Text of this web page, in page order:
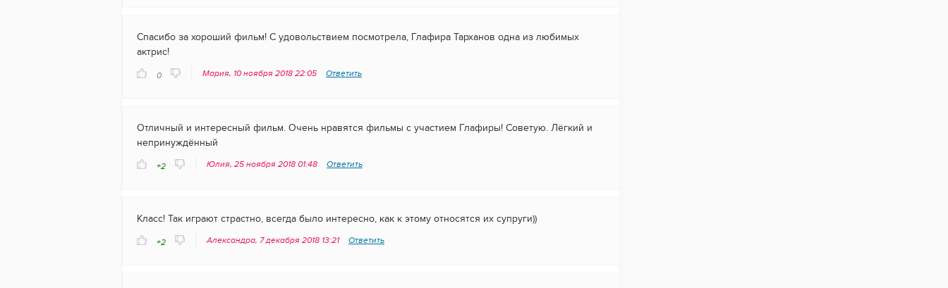
Спасибо за хороший фильм! С удовольствием посмотрела, Глафира Тарханов одна из любимых
актрис!
0 Мария, 10 ноября 2018 22:05 Ответить
Отличный и интересный фильм. Очень нравятся фильмы с участием Глафиры! Советую. Лёгкий и
непринуждённый
+2 Юлия, 25 ноября 2018 01:48 Ответить
Класс! Так играют страстно, всегда было интересно, как к этому относятся их супруги))
+2 Александра, 7 декабря 2018 13:21 Ответить